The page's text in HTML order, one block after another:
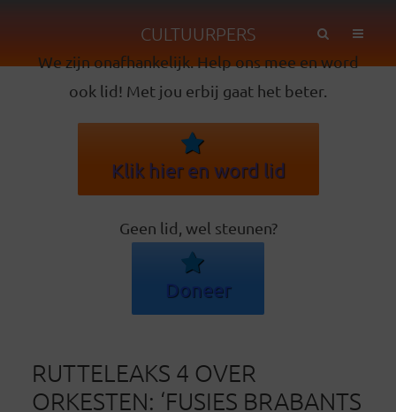
CULTUURPERS
We zijn onafhankelijk. Help ons mee en word
ook lid! Met jou erbij gaat het beter.
Klik hier en word lid
Geen lid, wel steunen?
Doneer
RUTTELEAKS 4 OVER
ORKESTEN: ‘FUSIES BRABANTS